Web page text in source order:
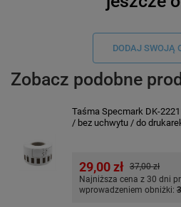
DODAJ SWOJĄ
Zobacz podobne
Taśma Specmark DK-
/ bez uchwytu / do
29,00 zł 37,00 zł
Najniższa cena z 30 dni
wprowadzeniem obniżki: